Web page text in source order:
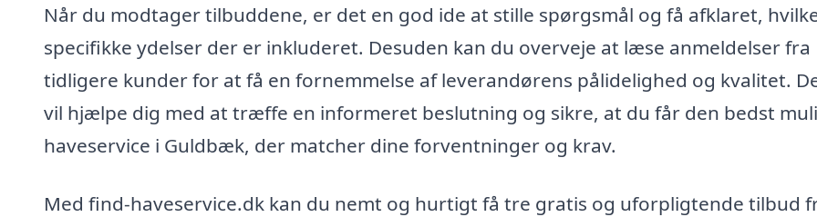
Når du modtager tilbuddene, er det en god ide at stille spørgsmål og få afklaret,
specifikke ydelser der er inkluderet. Desuden kan du overveje at læse anmeldelser fra
tidligere kunder for at få en fornemmelse af leverandørens pålidelighed og kvalitet.
vil hjælpe dig med at træffe en informeret beslutning og sikre, at du får den bedst
haveservice i Guldbæk, der matcher dine forventninger og krav.
Med find-haveservice.dk kan du nemt og hurtigt få tre gratis og uforpligtende tilbud